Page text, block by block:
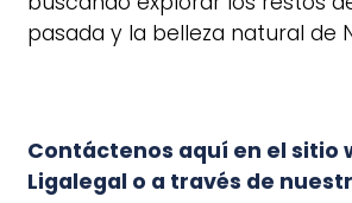
pasada y la belleza natural de
Contáctenos aquí en el sitio
Ligalegal o a través de